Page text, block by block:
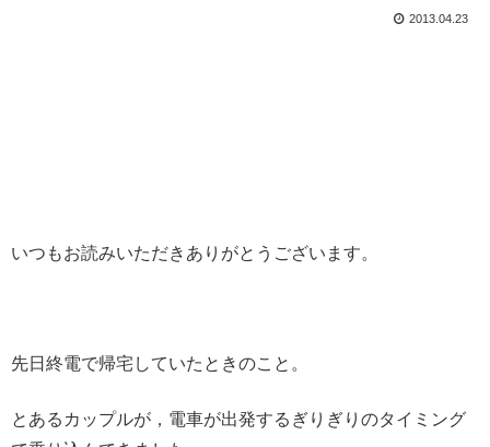
2013.04.23
いつもお読みいただきありがとうございます。
先日終電で帰宅していたときのこと。
とあるカップルが，電車が出発するぎりぎりのタイミング